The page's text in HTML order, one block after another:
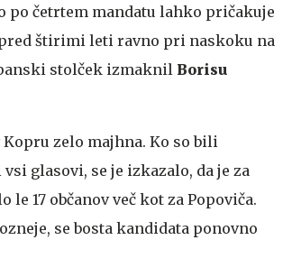
po četrtem mandatu lahko pričakuje
pred štirimi leti ravno pri naskoku na
stolček izmaknil Borisu
zelo majhna. Ko so bili
glasovi, se je izkazalo, da je za
le 17 občanov več kot za Popoviča.
se bosta kandidata ponovno